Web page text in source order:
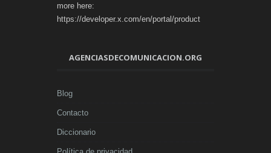
more here:
https://developer.x.com/en/portal/product
AGENCIASDECOMUNICACION.ORG
Blog
Contacto
Diccionario